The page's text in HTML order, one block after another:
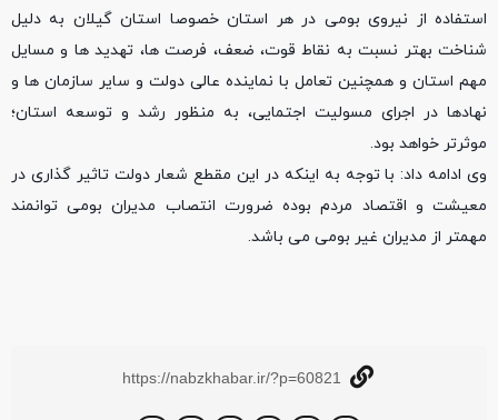
استفاده از نیروی بومی در هر استان خصوصا استان گیلان به دلیل
شناخت بهتر نسبت به نقاط قوت، ضعف، فرصت ها، تهدید ها و مسایل
مهم استان و همچنین تعامل با نماینده عالی دولت و سایر سازمان ها و
نهادها در اجرای مسولیت اجتمایی، به منظور رشد و توسعه استان؛
موثرتر خواهد بود.
وی ادامه داد: با توجه به اینکه در این مقطع شعار دولت تاثیر گذاری در
معیشت و اقتصاد مردم بوده ضرورت انتصاب مدیران بومی توانمند
مهمتر از مدیران غیر بومی می باشد.
https://nabzkhabar.ir/?p=60821